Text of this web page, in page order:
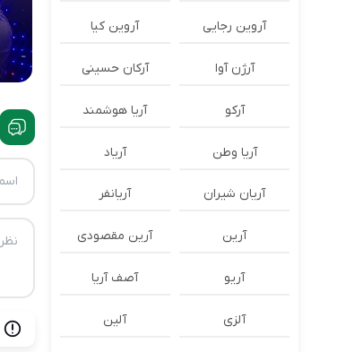
آروین رجایی آروین کیا
آرژن آوا آرکان حسینی
آرکو آریا هوشمند
آریا وطن آریاد
آریان شیران آریانفر
آرین آرین مقصودی
آریو آصف آریا
آلزی آلین